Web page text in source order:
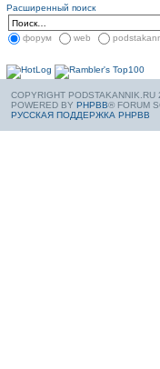
Расширенный поиск
форум web
COPYRIGHT PODSTAKANNIK.RU
POWERED BY PHPBB® FORUM
РУССКАЯ ПОДДЕРЖКА PHPBB